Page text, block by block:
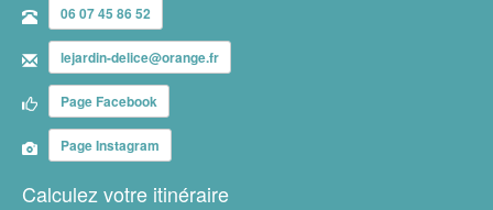
06 07 45 86 52
lejardin-delice@orange.fr
Page Facebook
Page Instagram
Calculez votre itinéraire